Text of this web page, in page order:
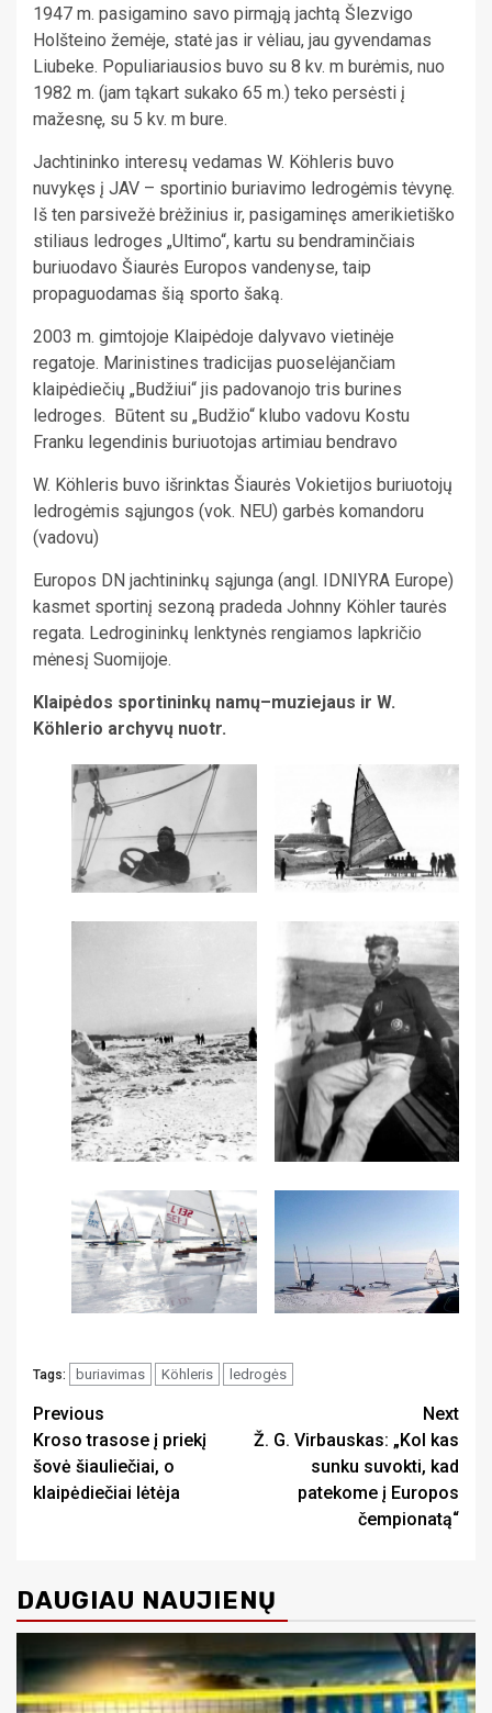
1947 m. pasigamino savo pirmąją jachtą Šlezvigo
Holšteino žemėje, statė jas ir vėliau, jau gyvendamas
Liubeke. Populiariausios buvo su 8 kv. m burėmis, nuo
1982 m. (jam tąkart sukako 65 m.) teko persėsti į
mažesnę, su 5 kv. m bure.
Jachtininko interesų vedamas W. Köhleris buvo
nuvykęs į JAV – sportinio buriavimo ledrogėmis tėvynę.
Iš ten parsivežė brėžinius ir, pasigaminęs amerikietiško
stiliaus ledroges „Ultimo“, kartu su bendraminčiais
buriuodavo Šiaurės Europos vandenyse, taip
propaguodamas šią sporto šaką.
2003 m. gimtojoje Klaipėdoje dalyvavo vietinėje
regatoje. Marinistines tradicijas puoselėjančiam
klaipėdiečių „Budžiui“ jis padovanojo tris burines
ledroges. Būtent su „Budžio“ klubo vadovu Kostu
Franku legendinis buriuotojas artimiau bendravo
W. Köhleris buvo išrinktas Šiaurės Vokietijos buriuotojų
ledrogėmis sąjungos (vok. NEU) garbės komandoru
(vadovu)
Europos DN jachtininkų sąjunga (angl. IDNIYRA Europe)
kasmet sportinį sezoną pradeda Johnny Köhler taurės
regata. Ledrogininkų lenktynės rengiamos lapkričio
mėnesį Suomijoje.
Klaipėdos sportininkų namų–muziejaus ir W.
Köhlerio archyvų nuotr.
Tags: buriavimas Köhleris ledrogės
Continue
Reading
Previous
Kroso trasose į priekį
šovė šiauliečiai, o
klaipėdiečiai lėtėja
Next
Ž. G. Virbauskas: „Kol kas
sunku suvokti, kad
patekome į Europos
čempionatą“
DAUGIAU NAUJIENŲ